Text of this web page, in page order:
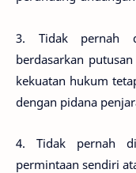
3. Tidak pernah
berdasarkan
kekuatan hukum
dengan pidana
4. Tidak pernah
permintaan sendiri